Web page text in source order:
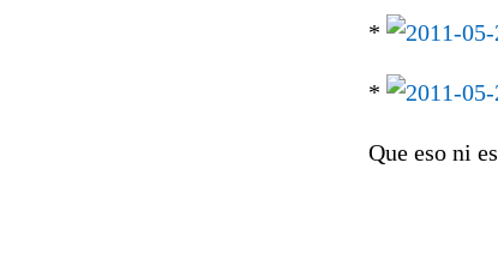
*
*
Que eso ni